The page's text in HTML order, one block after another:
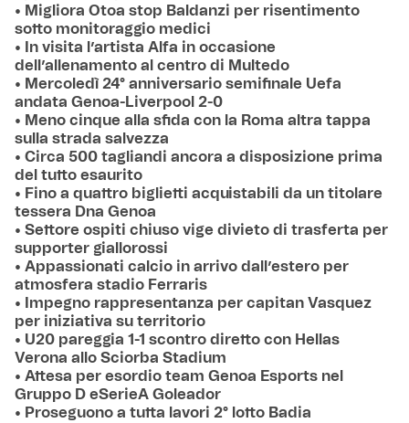
• Migliora Otoa stop Baldanzi per risentimento
sotto monitoraggio medici
• In visita l’artista Alfa in occasione
dell’allenamento al centro di Multedo
• Mercoledì 24° anniversario semifinale Uefa
andata Genoa-Liverpool 2-0
• Meno cinque alla sfida con la Roma altra tappa
sulla strada salvezza
• Circa 500 tagliandi ancora a disposizione prima
del tutto esaurito
• Fino a quattro biglietti acquistabili da un titolare
tessera Dna Genoa
• Settore ospiti chiuso vige divieto di trasferta per
supporter giallorossi
• Appassionati calcio in arrivo dall’estero per
atmosfera stadio Ferraris
• Impegno rappresentanza per capitan Vasquez
per iniziativa su territorio
• U20 pareggia 1-1 scontro diretto con Hellas
Verona allo Sciorba Stadium
• Attesa per esordio team Genoa Esports nel
Gruppo D eSerieA Goleador
• Proseguono a tutta lavori 2° lotto Badia